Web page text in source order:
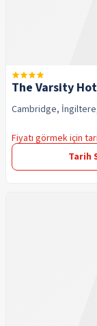
The Varsity
Cambridge,
Fiyatı görmek için
Tarih